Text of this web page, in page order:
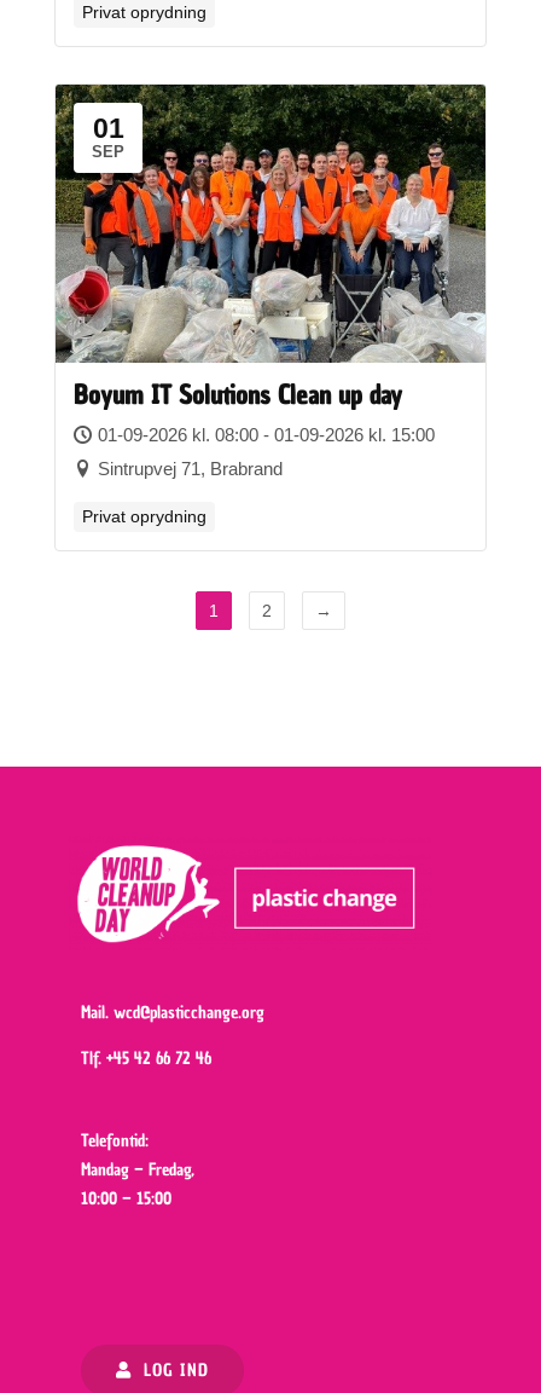
Privat oprydning
01
SEP
Boyum IT Solutions Clean up day
01-09-2026 kl. 08:00 - 01-09-2026 kl. 15:00
Sintrupvej 71, Brabrand
Privat oprydning
1 2 →
Mail.wcd@plasticchange.org
Tlf.+45 42 66 72 46
Telefontid:
Mandag – Fredag,
10:00 – 15:00
LOG IND